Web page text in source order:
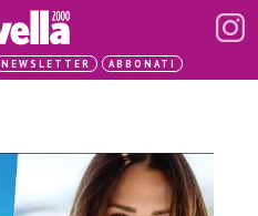
NEWSLETTER ABBONATI